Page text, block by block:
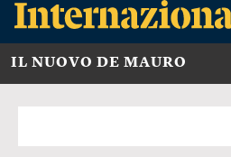
IL NUOVO DE MAURO